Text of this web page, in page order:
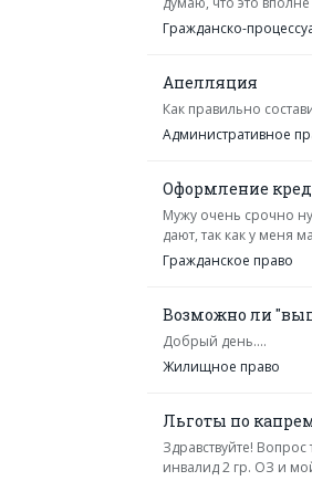
Гражданско-
Апелляция
Как правильно
Административное
Оформление
Мужу очень срочно
дают, так как у меня
Гражданское право
Возможно ли
Добрый день....
Жилищное право
Льготы по
Здравствуйте!
инвалид 2 гр. ОЗ и